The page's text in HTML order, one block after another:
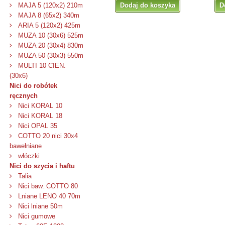
MAJA 5 (120x2) 210m
MAJA 8 (65x2) 340m
ARIA 5 (120x2) 425m
MUZA 10 (30x6) 525m
MUZA 20 (30x4) 830m
MUZA 50 (30x3) 550m
MULTI 10 CIEN.
(30x6)
Nici do robótek
ręcznych
Nici KORAL 10
Nici KORAL 18
Nici OPAL 35
COTTO 20 nici 30x4
bawełniane
włóczki
Nici do szycia i haftu
Talia
Nici baw. COTTO 80
Lniane LENO 40 70m
Nici lniane 50m
Nici gumowe
Dodaj do koszyka